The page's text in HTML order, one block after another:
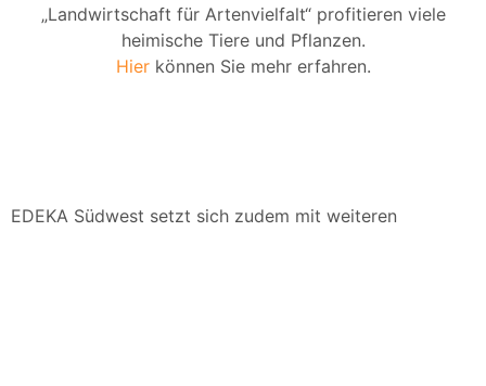
„Landwirtschaft für Artenvielfalt“ profitieren viele
heimische Tiere und Pflanzen.
Hierkönnen Sie mehr erfahren.
EDEKA Südwest setzt sich zudem mit weiteren